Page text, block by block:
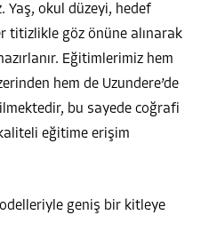
Yaş, okul düzeyi, hedef
titizlikle göz önüne alınarak
Eğitimlerimiz hem
hem de Uzundere’de
bu sayede coğrafi
eğitime erişim
geniş bir kitleye